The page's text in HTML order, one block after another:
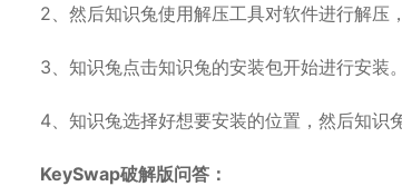
2、然后知识兔使用解压工具对软件进行解压
3、知识兔点击知识兔的安装包开始进行安装。
4、知识兔选择好想要安装的位置，然后知识
KeySwap破解版问答：